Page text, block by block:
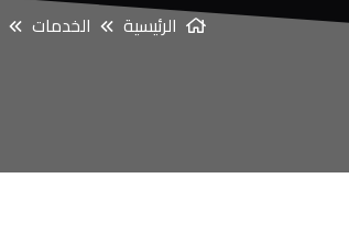
الرئيسية الخدمات